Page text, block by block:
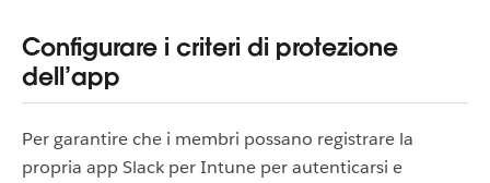
Configurare i criteri di protezione
dell’app
Per garantire che i membri possano registrare la
propria app Slack per Intune per autenticarsi e